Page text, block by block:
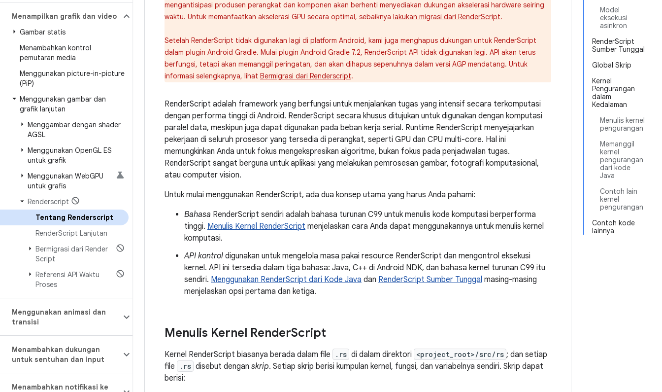
Menampilkan grafik dan video
Gambar statis
Menambahkan kontrol
pemutaran media
Menggunakan picture-in-picture
(PiP)
Menggunakan gambar dan
grafik lanjutan
Menggambar dengan shader
AGSL
Menggunakan OpenGL ES
untuk grafik
Menggunakan WebGPU
untuk grafis
Renderscript
Tentang Renderscript
RenderScript Lanjutan
Bermigrasi dari Render
Script
Referensi API Waktu
Proses
Menggunakan animasi dan
transisi
Menambahkan dukungan
untuk sentuhan dan input
Menambahkan notifikasi ke
Model
eksekusi
asinkron
RenderScript
Sumber Tunggal
Global Skrip
Kernel
Pengurangan
dalam
Kedalaman
Menulis kernel
pengurangan
Memanggil
kernel
pengurangan
dari kode
Java
Contoh lain
kernel
pengurangan
Contoh kode
lainnya
mengantisipasi produsen perangkat dan komponen akan berhenti menyediakan dukungan akselerasi hardware seiring
waktu. Untuk memanfaatkan akselerasi GPU secara optimal, sebaiknya lakukan migrasi dari RenderScript.
Setelah RenderScript tidak digunakan lagi di platform Android, kami juga menghapus dukungan untuk RenderScript
dalam plugin Android Gradle. Mulai plugin Android Gradle 7.2, RenderScript API tidak digunakan lagi. API akan terus
berfungsi, tetapi akan memanggil peringatan, dan akan dihapus sepenuhnya dalam versi AGP mendatang. Untuk
informasi selengkapnya, lihat Bermigrasi dari Renderscript.
RenderScript adalah framework yang berfungsi untuk menjalankan tugas yang intensif secara terkomputasi
dengan performa tinggi di Android. RenderScript secara khusus ditujukan untuk digunakan dengan komputasi
paralel data, meskipun juga dapat digunakan pada beban kerja serial. Runtime RenderScript menyejajarkan
pekerjaan di seluruh prosesor yang tersedia di perangkat, seperti GPU dan CPU multi-core. Hal ini
memungkinkan Anda untuk fokus mengekspresikan algoritme, bukan fokus pada penjadwalan tugas.
RenderScript sangat berguna untuk aplikasi yang melakukan pemrosesan gambar, fotografi komputasional,
atau computer vision.
Untuk mulai menggunakan RenderScript, ada dua konsep utama yang harus Anda pahami:
Bahasa RenderScript sendiri adalah bahasa turunan C99 untuk menulis kode komputasi berperforma
tinggi. Menulis Kernel RenderScript menjelaskan cara Anda dapat menggunakannya untuk menulis kernel
komputasi.
API kontrol digunakan untuk mengelola masa pakai resource RenderScript dan mengontrol eksekusi
kernel. API ini tersedia dalam tiga bahasa: Java, C++ di Android NDK, dan bahasa kernel turunan C99 itu
sendiri. Menggunakan RenderScript dari Kode Java dan RenderScript Sumber Tunggal masing-masing
menjelaskan opsi pertama dan ketiga.
Menulis Kernel RenderScript
Kernel RenderScript biasanya berada dalam file .rs di dalam direktori <project_root>/src/rs ; dan setiap
file
.rs disebut dengan skrip. Setiap skrip berisi kumpulan kernel, fungsi, dan variabelnya sendiri. Skrip dapat
berisi: